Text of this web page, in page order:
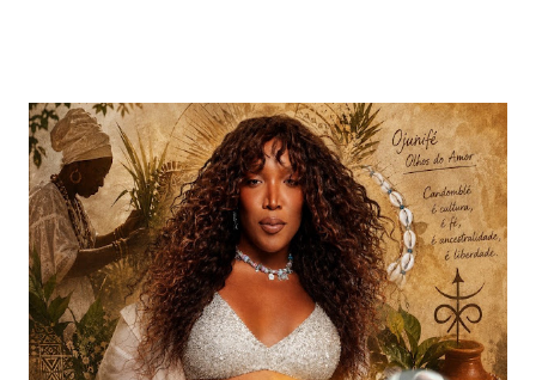
Joanna de Ângelis menciona a helioterapia e faz alusões à
cromoterapia no contexto da preservação da saúde física e
psíquica. Em nenhum momento, porém, recomenda sua
adoção como prática institucional do Espiritismo. Há
profunda diferença entre reconhecer a existência de um
recurso terapêutico e convertê-lo em atividade da Casa
Espírita.